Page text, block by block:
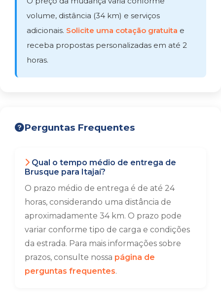
volume, distância (34 km) e serviços
adicionais. Solicite uma cotação gratuita e
receba propostas personalizadas em até 2
horas.
Perguntas Frequentes
Qual o tempo médio de entrega de
Brusque para Itajaí?
O prazo médio de entrega é de até 24
horas, considerando uma distância de
aproximadamente 34 km. O prazo pode
variar conforme tipo de carga e condições
da estrada. Para mais informações sobre
prazos, consulte nossa página de
perguntas frequentes.